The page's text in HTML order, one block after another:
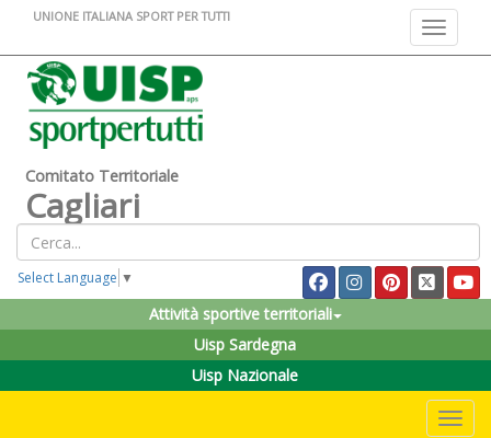
Toggle
UNIONE ITALIANA SPORT PER TUTTI
Comitato Territoriale
Cagliari
Select Language ▼
Attività sportive territoriali
Uisp Sardegna
Uisp Nazionale